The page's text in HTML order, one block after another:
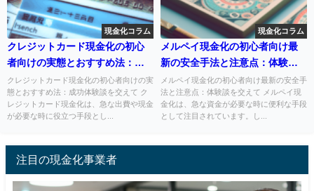
現金化コラム
クレジットカード現金化の初心
者向けの実態とおすすめ法：成
功体験談を交えて
クレジットカード現金化の初心者向けの実
態とおすすめ法：成功体験談を交えて ク
レジットカード現金化は、急な出費や現金
が必要な時に役立つ手段とし...
現金化コラム
メルペイ現金化の初心者向け最
新の安全手法と注意点：体験談
を交えて
メルペイ現金化の初心者向け最新の安全手
法と注意点：体験談を交えて メルペイ現
金化は、急な資金が必要な時に便利な手段
として注目されています。し...
注目の現金化事業者